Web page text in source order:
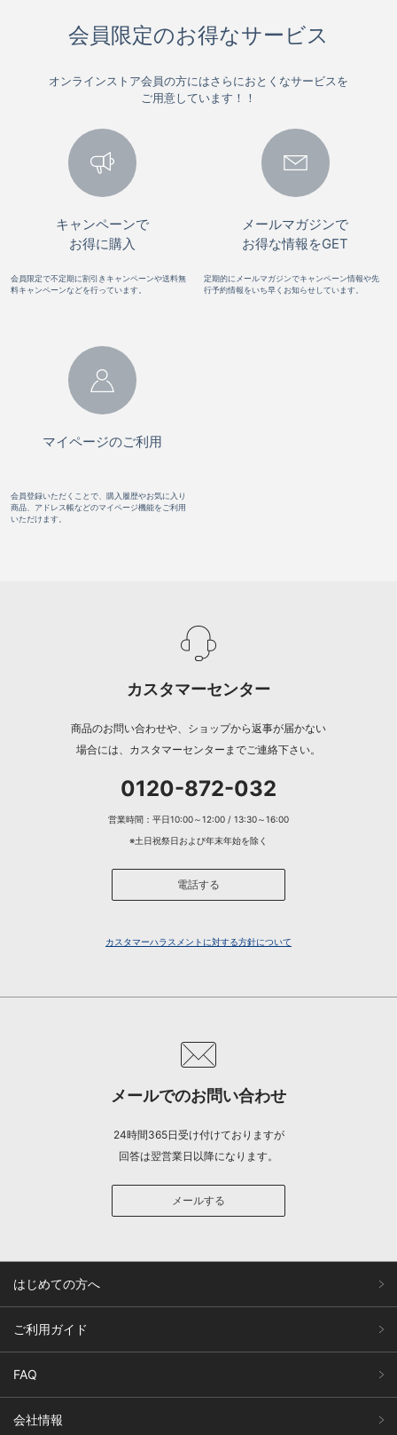
会員限定のお得なサービス
オンラインストア会員の方にはさらにおとくなサービスを
ご用意しています！！
キャンペーンで
お得に購入
会員限定で不定期に割引きキャンペーンや送料無
料キャンペーンなどを行っています。
メールマガジンで
お得な情報をGET
定期的にメールマガジンでキャンペーン情報や先
行予約情報をいち早くお知らせしています。
マイページのご利用
会員登録いただくことで、購入履歴やお気に入り
商品、アドレス帳などのマイページ機能をご利用
いただけます。
カスタマーセンター
商品のお問い合わせや、ショップから返事が届かない
場合には、カスタマーセンターまでご連絡下さい。
0120-872-032
営業時間：平日10:00～12:00 / 13:30～16:00
※土日祝祭日および年末年始を除く
電話する
カスタマーハラスメントに対する方針について
メールでのお問い合わせ
24時間365日受け付けておりますが
回答は翌営業日以降になります。
メールする
はじめての方へ
ご利用ガイド
FAQ
会社情報